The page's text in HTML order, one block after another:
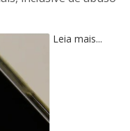
Leia mais...